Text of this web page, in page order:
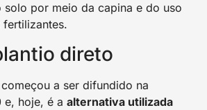
por meio da capina e do uso
direto
a ser difundido na
e, hoje, é a alternativa utilizada